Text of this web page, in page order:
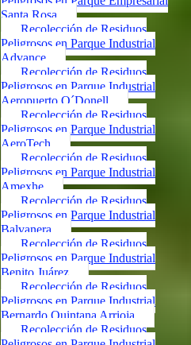
Santa Rosa
Recolección de Residuos
Peligrosos en Parque Industrial
Advance
Recolección de Residuos
Peligrosos en Parque Industrial
Aeropuerto O´Donell
Recolección de Residuos
Peligrosos en Parque Industrial
AeroTech
Recolección de Residuos
Peligrosos en Parque Industrial
Amexhe
Recolección de Residuos
Peligrosos en Parque Industrial
Balvanera
Recolección de Residuos
Peligrosos en Parque Industrial
Benito Juárez
Recolección de Residuos
Peligrosos en Parque Industrial
Bernardo Quintana Arrioja
Recolección de Residuos